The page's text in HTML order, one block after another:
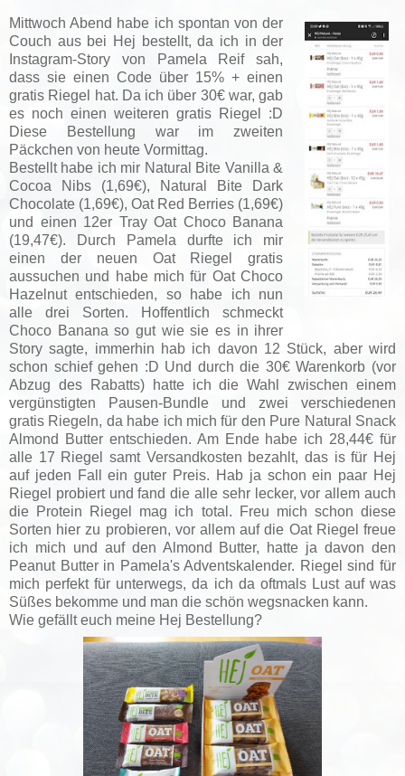
Mittwoch Abend habe ich spontan von der
Couch aus bei Hej bestellt, da ich in der
Instagram-Story von Pamela Reif sah,
dass sie einen Code über 15% + einen
gratis Riegel hat. Da ich über 30€ war, gab
es noch einen weiteren gratis Riegel :D
Diese Bestellung war im zweiten
Päckchen von heute Vormittag.
Bestellt habe ich mir Natural Bite Vanilla &
Cocoa Nibs (1,69€), Natural Bite Dark
Chocolate (1,69€), Oat Red Berries (1,69€)
und einen 12er Tray Oat Choco Banana
(19,47€). Durch Pamela durfte ich mir
einen der neuen Oat Riegel gratis
aussuchen und habe mich für Oat Choco
Hazelnut entschieden, so habe ich nun
alle drei Sorten. Hoffentlich schmeckt
Choco Banana so gut wie sie es in ihrer
Story sagte, immerhin hab ich davon 12 Stück, aber wird
schon schief gehen :D Und durch die 30€ Warenkorb (vor
Abzug des Rabatts) hatte ich die Wahl zwischen einem
vergünstigten Pausen-Bundle und zwei verschiedenen
gratis Riegeln, da habe ich mich für den Pure Natural Snack
Almond Butter entschieden. Am Ende habe ich 28,44€ für
alle 17 Riegel samt Versandkosten bezahlt, das is für Hej
auf jeden Fall ein guter Preis. Hab ja schon ein paar Hej
Riegel probiert und fand die alle sehr lecker, vor allem auch
die Protein Riegel mag ich total. Freu mich schon diese
Sorten hier zu probieren, vor allem auf die Oat Riegel freue
ich mich und auf den Almond Butter, hatte ja davon den
Peanut Butter in Pamela's Adventskalender. Riegel sind für
mich perfekt für unterwegs, da ich da oftmals Lust auf was
Süßes bekomme und man die schön wegsnacken kann.
Wie gefällt euch meine Hej Bestellung?